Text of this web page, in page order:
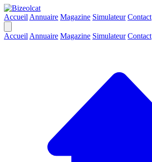
Accueil Annuaire Magazine Simulateur Contact
Accueil Annuaire Magazine Simulateur Contact